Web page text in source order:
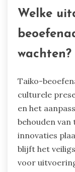
Welke
wachten?
Taiko-
culturele
en het
behouden
innovaties
blijft het
voor